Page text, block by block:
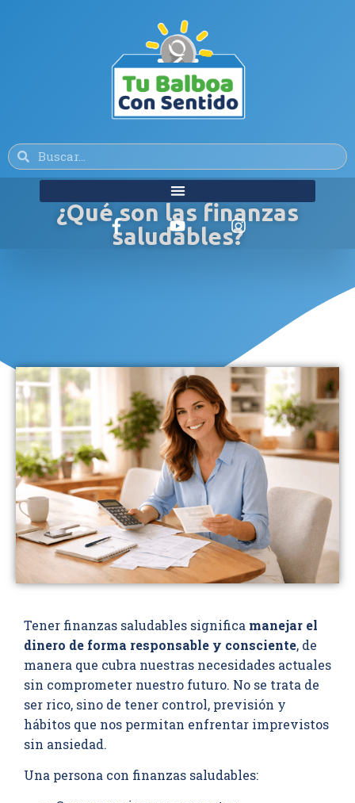
¿Qué son las finanzas
saludables?
Tener finanzas saludables significa manejar el
dinero de forma responsable y consciente, de
manera que cubra nuestras necesidades actuales
sin comprometer nuestro futuro. No se trata de
ser rico, sino de tener control, previsión y
hábitos que nos permitan enfrentar imprevistos
sin ansiedad.
Una persona con finanzas saludables: